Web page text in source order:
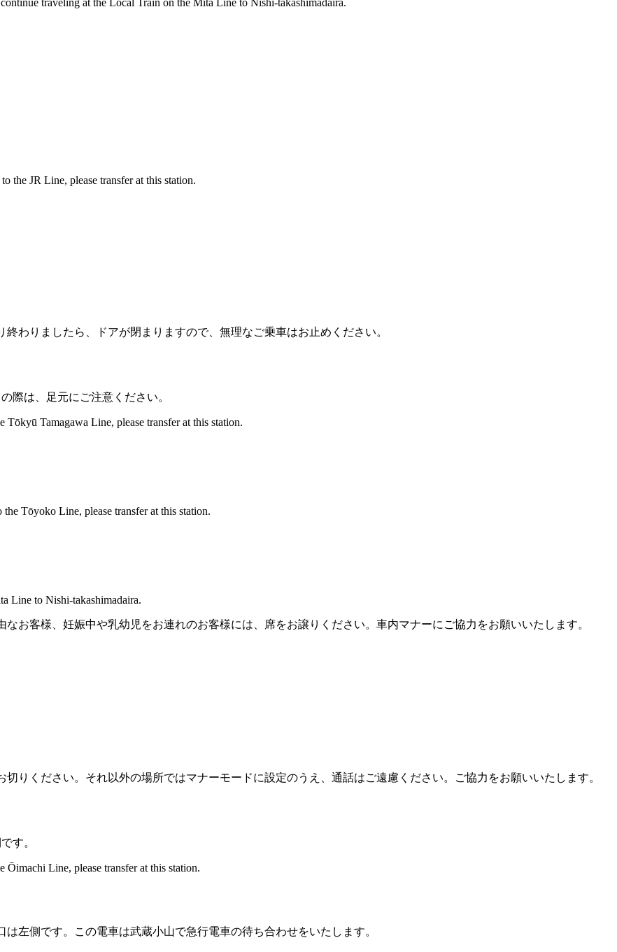
traveling at the Local Train on the Mita Line to Nishi-takashimadaira.
the JR Line, please transfer at this station.
わりましたら、ドアが閉まりますので、無理なご乗車はお止めください。
際は、足元にご注意ください。
Tōkyū Tamagawa Line, please transfer at this station.
the Tōyoko Line, please transfer at this station.
Line to Nishi-takashimadaira.
お客様、妊娠中や乳幼児をお連れのお客様には、席をお譲りください。車内マナーにご協力をお願いいたします。
りください。それ以外の場所ではマナーモードに設定のうえ、通話はご遠慮ください。ご協力をお願いいたします。
す。
Ōimachi Line, please transfer at this station.
左側です。この電車は武蔵小山で急行電車の待ち合わせをいたします。